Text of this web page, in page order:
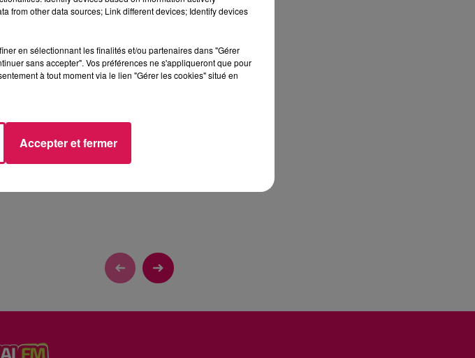
from other data sources; Link different devices; Identify devices
en sélectionnant les finalités et/ou partenaires dans "Gérer
sans accepter". Vos préférences ne s'appliqueront que pour
à tout moment via le lien "Gérer les cookies" situé en
Accepter et fermer